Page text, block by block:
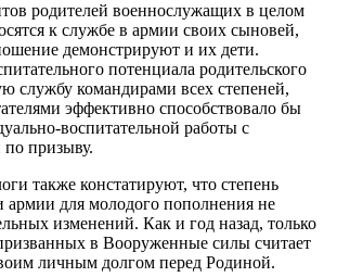
родителей военнослужащих в целом
к службе в армии своих сыновей,
демонстрируют и их дети.
потенциала родительского
службу командирами всех степеней,
эффективно способствовало бы
воспитательной работы с
призыву.
также констатируют, что степень
армии для молодого пополнения не
изменений. Как и год назад, только
в Вооруженные силы считает
личным долгом перед Родиной.